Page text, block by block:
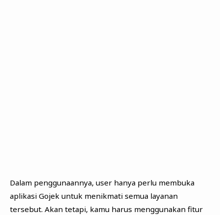
Dalam penggunaannya, user hanya perlu membuka
aplikasi Gojek untuk menikmati semua layanan
tersebut. Akan tetapi, kamu harus menggunakan fitur